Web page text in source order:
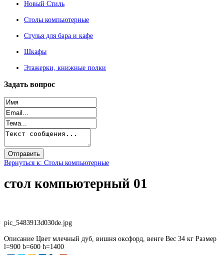
Новый Стиль
Столы компьютерные
Стулья для бара и кафе
Шкафы
Этажерки, книжные полки
Задать вопрос
Вернуться к: Столы компьютерные
стол компьютерный 01
pic_5483913d030de.jpg
Описание Цвет млечный дуб, вишня оксфорд, венге Вес 34 кг Размер
l=900 b=600 h=1400